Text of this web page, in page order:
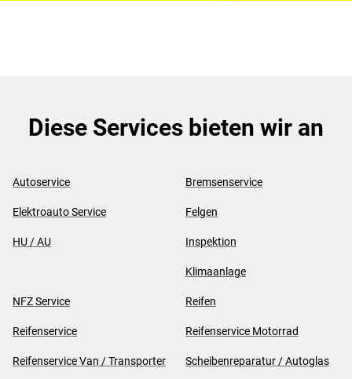
Diese Services bieten wir an
Autoservice Bremsenservice
Elektroauto Service Felgen
HU / AU Inspektion
Klimaanlage
NFZ Service Reifen
Reifenservice Reifenservice Motorrad
Reifenservice Van / Transporter Scheibenreparatur / Autoglas